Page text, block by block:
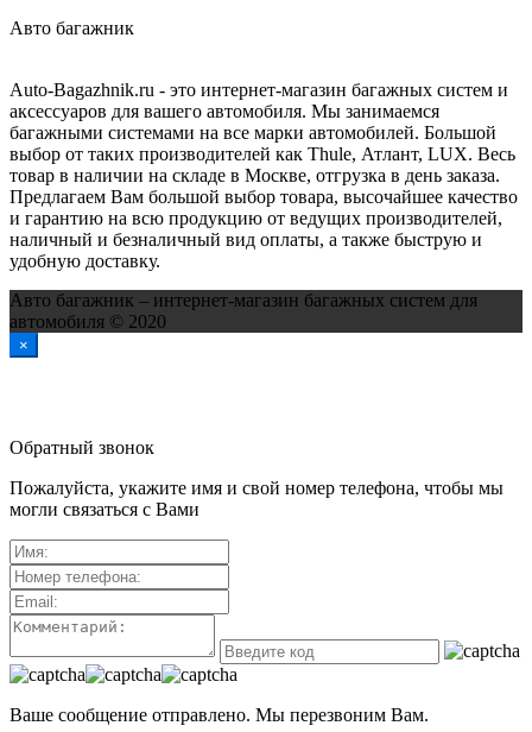
Авто багажник
Auto-Bagazhnik.ru - это интернет-магазин багажных систем и
аксессуаров для вашего автомобиля. Мы занимаемся
багажными системами на все марки автомобилей. Большой
выбор от таких производителей как Thule, Атлант, LUX. Весь
товар в наличии на складе в Москве, отгрузка в день заказа.
Предлагаем Вам большой выбор товара, высочайшее качество
и гарантию на всю продукцию от ведущих производителей,
наличный и безналичный вид оплаты, а также быструю и
удобную доставку.
Авто багажник – интернет-магазин багажных систем для
автомобиля © 2020
×
Обратный звонок
Пожалуйста, укажите имя и свой номер телефона, чтобы мы
могли связаться с Вами
Ваше сообщение отправлено. Мы перезвоним Вам.